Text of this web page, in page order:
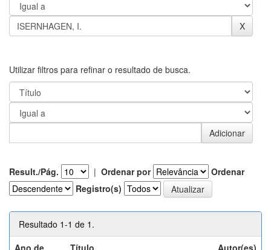
Utilizar filtros para refinar o resultado de busca.
Result./Pág. | Ordenar por
Ordenar
Registro(s)
Resultado 1-1 de 1.
Ano de
Título Autor(es)